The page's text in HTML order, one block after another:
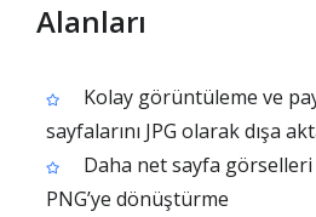
Alanları
Kolay görüntüleme ve
sayfalarını JPG olarak dışa
Daha net sayfa görselleri
PNG’ye dönüştürme